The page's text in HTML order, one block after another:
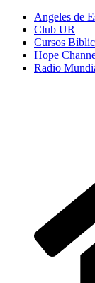
Angeles de
Club UR
Cursos
Hope
Radio